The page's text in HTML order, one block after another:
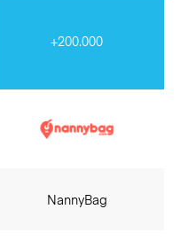
+200.000
NannyBag